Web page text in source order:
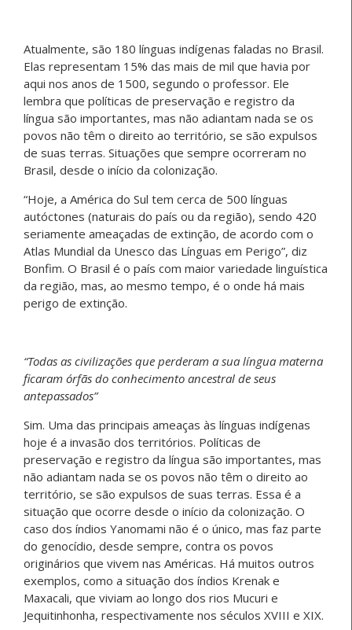
Atualmente, são 180 línguas indígenas faladas no Brasil.
Elas representam 15% das mais de mil que havia por
aqui nos anos de 1500, segundo o professor. Ele
lembra que políticas de preservação e registro da
língua são importantes, mas não adiantam nada se os
povos não têm o direito ao território, se são expulsos
de suas terras. Situações que sempre ocorreram no
Brasil, desde o início da colonização.
“Hoje, a América do Sul tem cerca de 500 línguas
autóctones (naturais do país ou da região), sendo 420
seriamente ameaçadas de extinção, de acordo com o
Atlas Mundial da Unesco das Línguas em Perigo”, diz
Bonfim. O Brasil é o país com maior variedade linguística
da região, mas, ao mesmo tempo, é o onde há mais
perigo de extinção.
“Todas as civilizações que perderam a sua língua materna
ficaram órfãs do conhecimento ancestral de seus
antepassados”
Sim. Uma das principais ameaças às línguas indígenas
hoje é a invasão dos territórios. Políticas de
preservação e registro da língua são importantes, mas
não adiantam nada se os povos não têm o direito ao
território, se são expulsos de suas terras. Essa é a
situação que ocorre desde o início da colonização. O
caso dos índios Yanomami não é o único, mas faz parte
do genocídio, desde sempre, contra os povos
originários que vivem nas Américas. Há muitos outros
exemplos, como a situação dos índios Krenak e
Maxacali, que viviam ao longo dos rios Mucuri e
Jequitinhonha, respectivamente nos séculos XVIII e XIX.